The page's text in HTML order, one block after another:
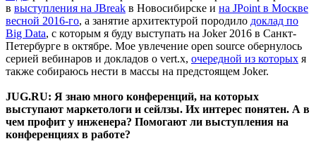
в выступления на JBreak в Новосибирске и на JPoint в Москве
весной 2016-го, а занятие архитектурой породило доклад по
Big Data, с которым я буду выступать на Joker 2016 в Санкт-
Петербурге в октябре. Мое увлечение open source обернулось
серией вебинаров и докладов о vert.x, очередной из которых я
также собираюсь нести в массы на предстоящем Joker.
JUG.RU: Я знаю много конференций, на которых
выступают маркетологи и сейлзы. Их интерес понятен. А в
чем профит у инженера? Помогают ли выступления на
конференциях в работе?